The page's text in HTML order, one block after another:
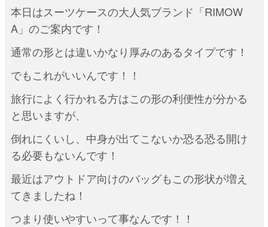
本日はスーツケースの大人気ブランド「RIMOW
A」のご案内です！
通常の形とは違いかなり厚みのあるタイプです！
でもこれがいいんです！！
旅行によく行かれる方はこの形の利便性が分かる
と思いますが、
倒れにくいし、中身が出てこないか恐る恐る開け
る必要もないんです！
最近はアウトドア向けのバッグもこの形状が増え
てきましたね！
つまり使いやすいって事なんです！！